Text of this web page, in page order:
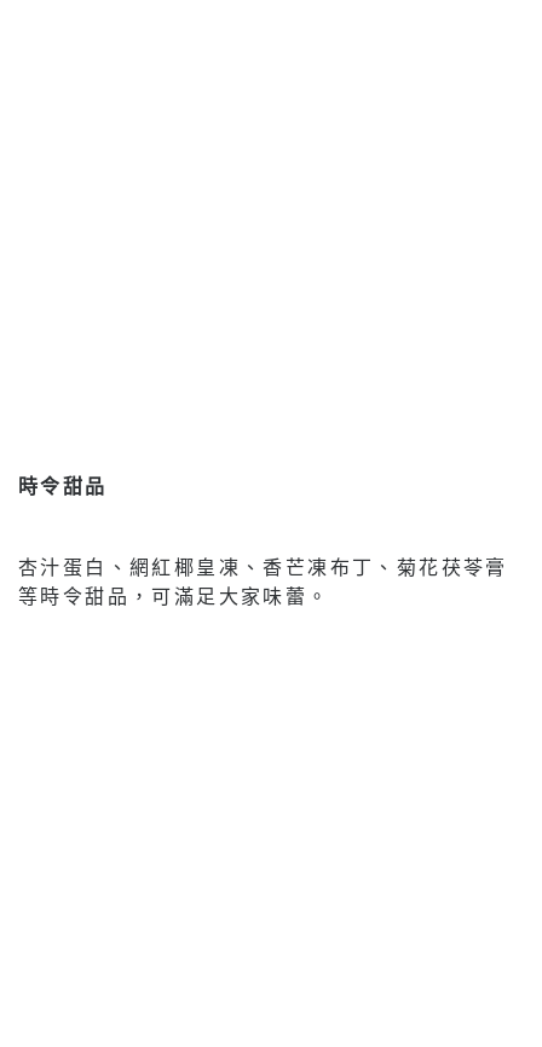
時令甜品
杏汁蛋白、網紅椰皇凍、香芒凍布丁、菊花茯苓膏
等時令甜品，可滿足大家味蕾。